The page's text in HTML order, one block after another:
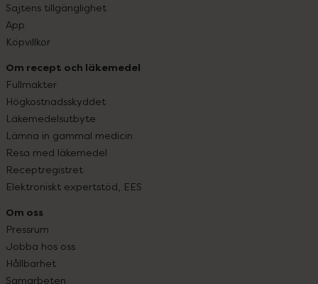
Sajtens tillgänglighet
App
Köpvillkor
Om recept och läkemedel
Fullmakter
Högkostnadsskyddet
Läkemedelsutbyte
Lämna in gammal medicin
Resa med läkemedel
Receptregistret
Elektroniskt expertstöd, EES
Om oss
Pressrum
Jobba hos oss
Hållbarhet
Samarbeten